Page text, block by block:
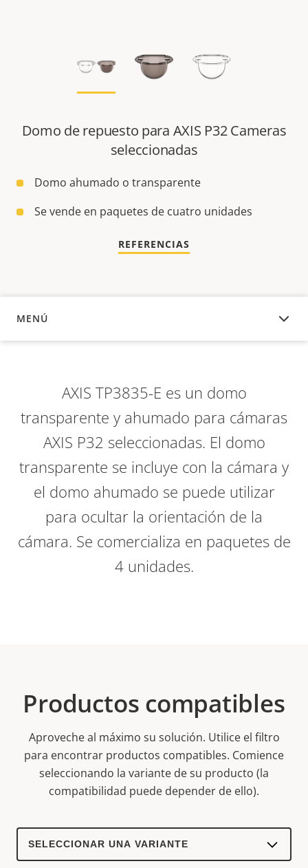
Domo de repuesto para AXIS P32 Cameras
seleccionadas
Domo ahumado o transparente
Se vende en paquetes de cuatro unidades
REFERENCIAS
MENÚ
DESCRIPCIÓN
AXIS TP3835-E es un domo
transparente y ahumado para cámaras
AXIS P32 seleccionadas. El domo
transparente se incluye con la cámara y
el domo ahumado se puede utilizar
para ocultar la orientación de la
cámara. Se comercializa en paquetes de
4 unidades.
Productos compatibles
Aproveche al máximo su solución. Utilice el filtro
para encontrar productos compatibles. Comience
seleccionando la variante de su producto (la
compatibilidad puede depender de ello).
Select
product